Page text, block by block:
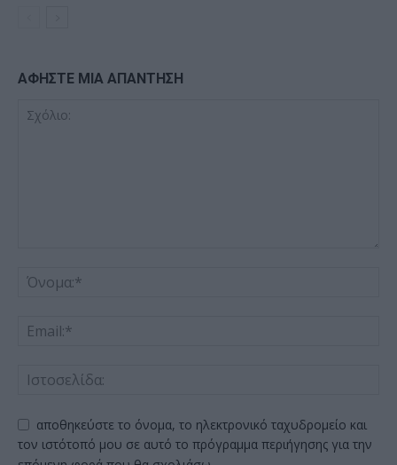
ΑΦΗΣΤΕ ΜΙΑ ΑΠΑΝΤΗΣΗ
αποθηκεύστε το όνομα, το ηλεκτρονικό ταχυδρομείο και
τον ιστότοπό μου σε αυτό το πρόγραμμα περιήγησης για την